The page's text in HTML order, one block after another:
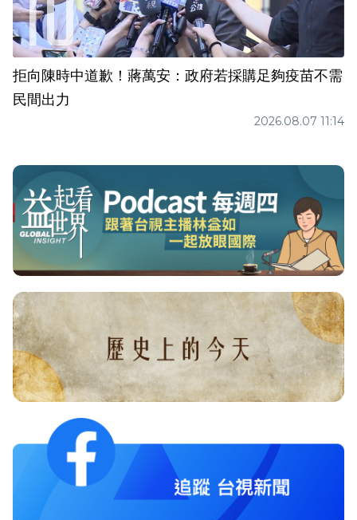
拒向陳時中道歉！蔣萬安：政府若採購足夠疫苗不需
民間出力
2026.08.07 11:14